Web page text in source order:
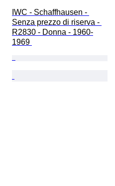
IWC - Schaffhausen -
Senza prezzo di riserva -
R2830 - Donna - 1960-
1969